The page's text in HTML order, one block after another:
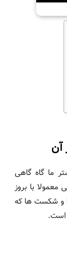
آن
ما گاه گاهی
با بروز
و شکست ها که
است.